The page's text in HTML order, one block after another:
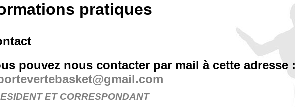
pratiques
pouvez nous contacter par mail à cette adresse :
ET CORRESPONDANT